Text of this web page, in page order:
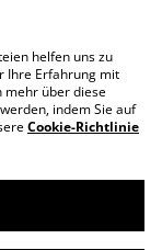
helfen uns zu
Ihre Erfahrung mit
mehr über diese
indem Sie auf
Cookie-Richtlinie